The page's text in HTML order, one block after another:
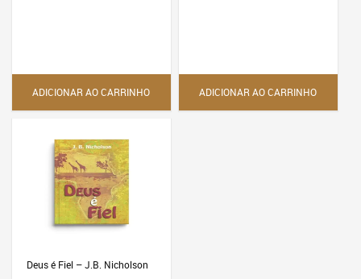
ADICIONAR AO CARRINHO ADICIONAR AO CARRINHO
Deus é Fiel – J.B. Nicholson